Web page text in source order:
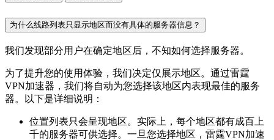
为什么线路列表只显示地区而没有具体的服务器信息？
我们发现部分用户在确定地区后，不知如何选择服务器。
为了提升您的使用体验，我们决定仅展示地区。通过雷霆
VPN加速器，我们将自动为您选择该地区内表现最佳的服务
器。以下是详细说明：
位置列表只会呈现地区。实际上，每个地区都有成百上
千的服务器可供选择。一旦您选择地区，雷霆VPN加速